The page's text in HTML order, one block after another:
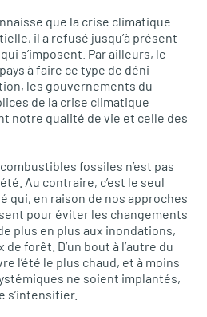
que la crise climatique
il a refusé jusqu’à présent
s’imposent. Par ailleurs, le
à faire ce type de déni
les gouvernements du
de la crise climatique
notre qualité de vie et celle des
fossiles n’est pas
Au contraire, c’est le seul
qui, en raison de nos approches
pour éviter les changements
plus en plus aux inondations,
forêt. D’un bout à l’autre du
l’été le plus chaud, et à moins
ne soient implantés,
s’intensifier.